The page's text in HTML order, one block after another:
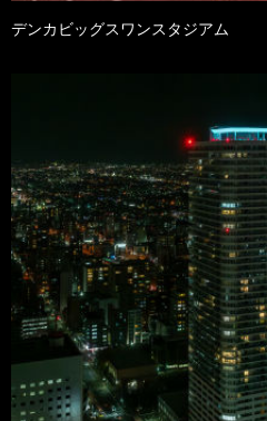
デンカビッグスワンスタジアム